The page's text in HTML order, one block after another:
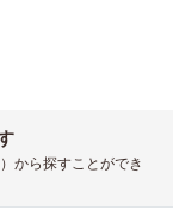
から探すことができ